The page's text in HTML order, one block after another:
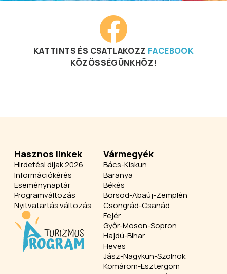
KATTINTS ÉS CSATLAKOZZ FACEBOOK
KÖZÖSSÉGÜNKHÖZ!
Hasznos linkek
Hirdetési díjak 2026
Információkérés
Eseménynaptár
Programváltozás
Nyitvatartás változás
Vármegyék
Bács-Kiskun
Baranya
Békés
Borsod-Abaúj-Zemplén
Csongrád-Csanád
Fejér
Győr-Moson-Sopron
Hajdú-Bihar
Heves
Jász-Nagykun-Szolnok
Komárom-Esztergom